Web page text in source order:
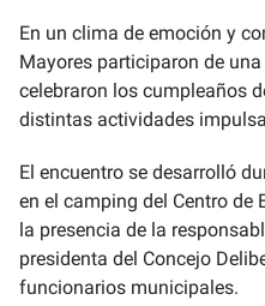
En un clima de emoción y
Mayores participaron de
celebraron los cumpleaños
distintas actividades
El encuentro se desarrolló
en el camping del Centro de
la presencia de la
presidenta del Concejo
funcionarios municipales.